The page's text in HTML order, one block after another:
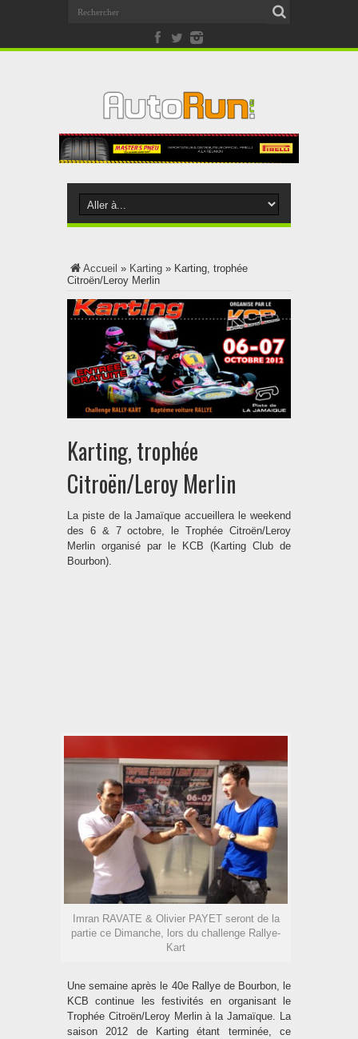
Accueil » Karting » Karting, trophée
Citroën/Leroy Merlin
Karting, trophée
Citroën/Leroy Merlin
La piste de la Jamaïque accueillera le weekend
des 6 & 7 octobre, le Trophée Citroën/Leroy
Merlin organisé par le KCB (Karting Club de
Bourbon).
Imran RAVATE & Olivier PAYET seront de la
partie ce Dimanche, lors du challenge Rallye-
Kart
Une semaine après le 40e Rallye de Bourbon, le
KCB continue les festivités en organisant le
Trophée Citroën/Leroy Merlin à la Jamaïque. La
saison 2012 de Karting étant terminée, ce